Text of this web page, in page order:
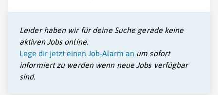
Leider haben wir für deine Suche gerade keine
aktiven Jobs online.
Lege dir jetzt einen Job-Alarm an um sofort
informiert zu werden wenn neue Jobs verfügbar
sind.